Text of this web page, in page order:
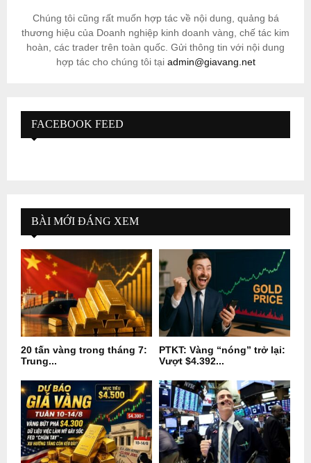
Chúng tôi cũng rất muốn hợp tác về nội dung, quảng bá
thương hiệu của Doanh nghiệp kinh doanh vàng, chế tác kim
hoàn, các trader trên toàn quốc. Gửi thông tin với nội dung
hợp tác cho chúng tôi tại admin@giavang.net
FACEBOOK FEED
BÀI MỚI ĐÁNG XEM
20 tấn vàng trong tháng 7:
Trung...
PTKT: Vàng “nóng” trở lại:
Vượt $4.392...